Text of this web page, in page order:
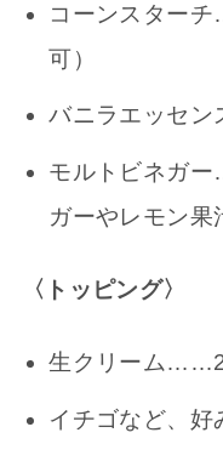
コーンスター
可）
バニラエッセ
モルトビネガ
ガーやレモン果
〈トッピング〉
生クリーム
イチゴなど、好